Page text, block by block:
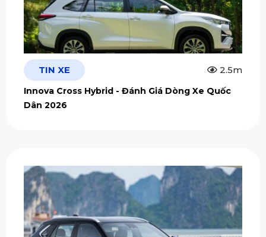
TIN XE 2.5m
Innova Cross Hybrid - Đánh Giá Dòng Xe Quốc
Dân 2026